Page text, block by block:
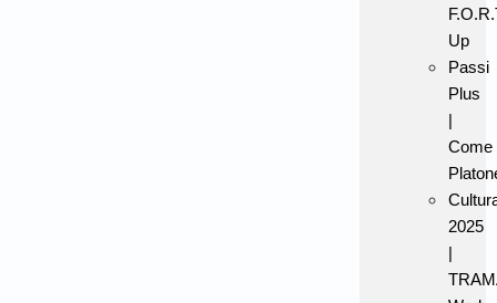
Up
Passi
Plus
|
Come
2025
|